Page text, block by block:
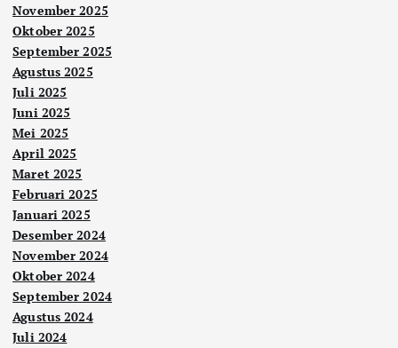
November 2025
Oktober 2025
September 2025
Agustus 2025
Juli 2025
Juni 2025
Mei 2025
April 2025
Maret 2025
Februari 2025
Januari 2025
Desember 2024
November 2024
Oktober 2024
September 2024
Agustus 2024
Juli 2024